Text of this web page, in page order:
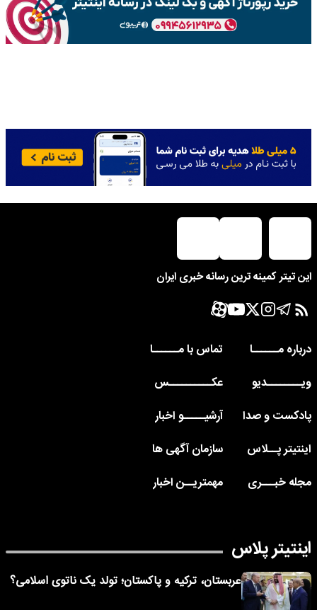
این تیتر کمینه ترین رسانه خبری ایران
درباره مــــــا
تماس با مــــــا
ویــــــــدیو
عکــــــــــس
پادکست و صدا
آرشیـــــو اخبار
اینتیتر پــلاس
سازمان آگهی ها
مجله خبـــری
مهمتریــن اخبار
اینتیتر پلاس
عربستان، ترکیه و پاکستان؛ تولد یک ناتوی اسلامی؟